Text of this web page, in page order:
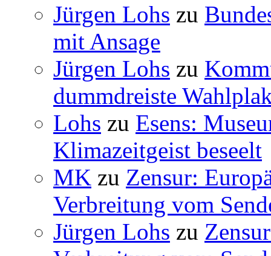
Jürgen Lohs zu
mit Ansage
Jürgen Lohs zu
dummdreiste
Lohs zu Esens:
Klimazeitgeist beseelt
MK zu Zensur:
Verbreitung vom
Jürgen Lohs zu